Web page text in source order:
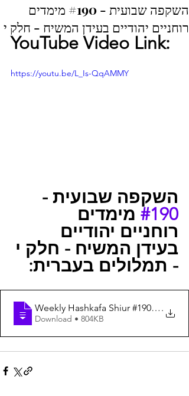
השקפה שבועית - #190 מימדים
רוחניים יהודיים בעידן המשיח - חלק י
YouTube Video Link:
https://youtu.be/L_Is-QqAMMY
השקפה שבועית -
#190 מימדים
רוחניים יהודיים
בעידן המשיח - חלק י
- תמלולים בעברית:
Weekly Hashkafa Shiur #190 - .
Download • 804KB